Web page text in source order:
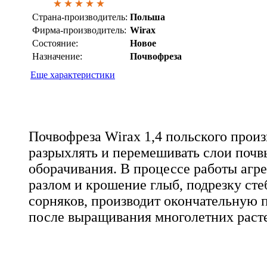
Страна-производитель: Польша
Фирма-производитель: Wirax
Состояние:
Новое
Назначение:
Почвофреза
Еще характеристики
Почвофреза Wirax 1,4 польского
разрыхлять и перемешивать слои
оборачивания. В процессе работы
разлом и крошение глыб, подрезку
сорняков, производит окончательную
после выращивания многолетних